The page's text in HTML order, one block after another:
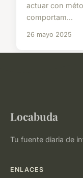
actuar con
comportam...
26 mayo 2025
Locabuda
Tu fuente diaria de
ENLACES